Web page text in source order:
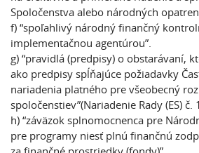
Spoločenstva alebo národných
f) “spoľahlivý národný finančný
implementačnou agentúrou”.
g) “pravidlá (predpisy) o obstarávaní,
ako predpisy spĺňajúce požiadavky
nariadenia platného pre všeobecný
spoločenstiev”(Nariadenie Rady (ES) č.
h) “záväzok splnomocnenca pre
pre programy niesť plnú finančnú